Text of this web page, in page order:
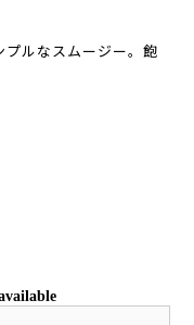
ルなスムージー。飽